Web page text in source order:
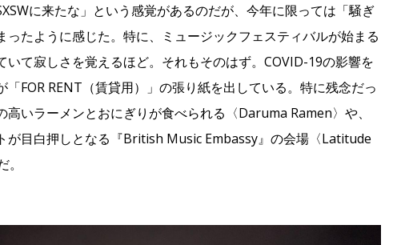
に来たな」という感覚があるのだが、今年に限っては「騒ぎ
たように感じた。特に、ミュージックフェスティバルが始まる
いて寂しさを覚えるほど。それもそのはず。COVID-19の影響を
FOR RENT（賃貸用）」の張り紙を出している。特に残念だっ
いラーメンとおにぎりが食べられる〈Daruma Ramen〉や、
が目白押しとなる『British Music Embassy』の会場〈Latitude